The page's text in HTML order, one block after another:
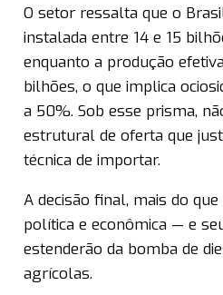
O setor ressalta que o
instalada entre 14 e 15
enquanto a produção
bilhões, o que implica
a 50%. Sob esse prisma,
estrutural de oferta que
técnica de importar.
A decisão final, mais do
política e econômica — e
estenderão da bomba de
agrícolas.